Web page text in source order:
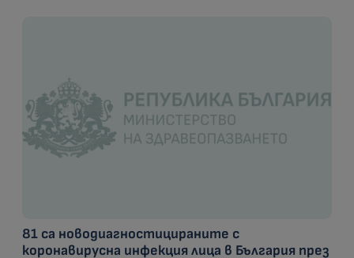
81 са новодиагностицираните с
коронавирусна инфекция лица в България през